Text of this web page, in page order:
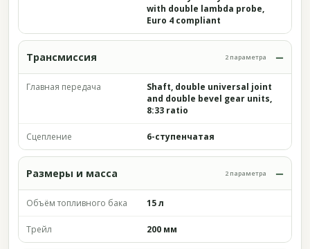
with double lambda probe,
Euro 4 compliant
Трансмиссия 2 параметра
Главная передача
Shaft, double universal joint
and double bevel gear units,
8:33 ratio
Сцепление 6-ступенчатая
Размеры и масса 2 параметра
Объём топливного бака 15 л
Трейл 200 мм